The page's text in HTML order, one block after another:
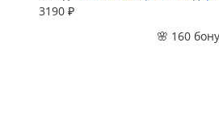
3190 ₽
🌸 160